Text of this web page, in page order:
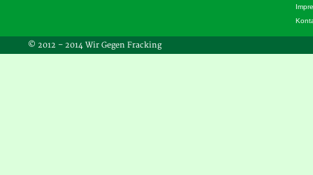
© 2012 – 2014 Wir Gegen Fracking